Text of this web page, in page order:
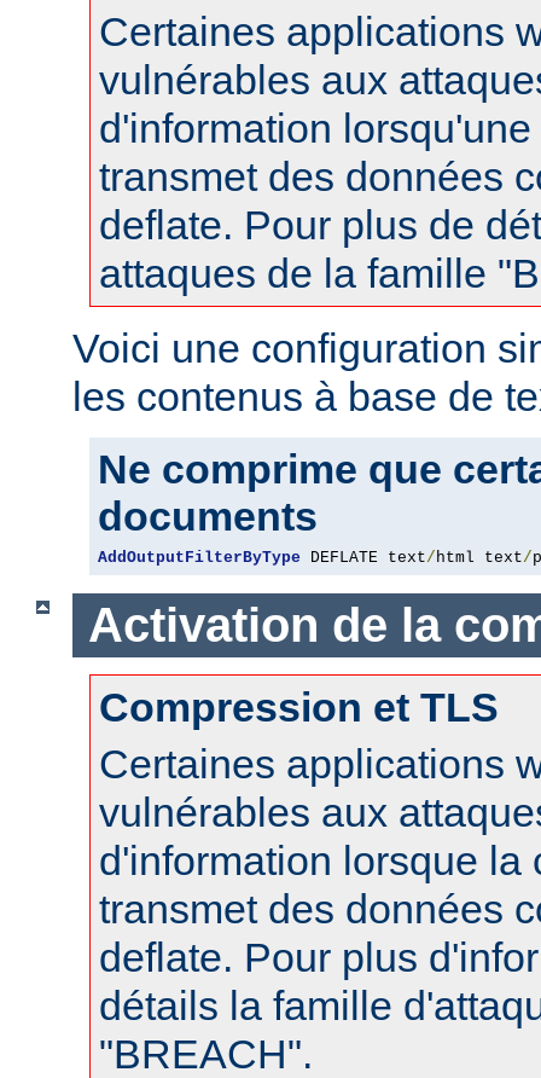
Certaines applications
vulnérables aux
d'information
transmet des données
deflate. Pour plus de
attaques de la famille
Voici une configuration
les contenus à base de
Ne comprime que
documents
AddOutputFilterByType DEFLATE text/html text/
Activation de la
Compression et TLS
Certaines applications
vulnérables aux
d'information lorsque la
transmet des données
deflate. Pour plus
détails la famille
"BREACH".